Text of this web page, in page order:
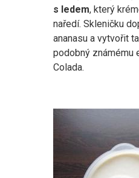
s ledem, který
naředí. Skleničku
ananasu a vytvořit
podobný známému
Colada.